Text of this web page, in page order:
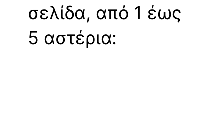
σελίδα, από 1 έως
5 αστέρια: